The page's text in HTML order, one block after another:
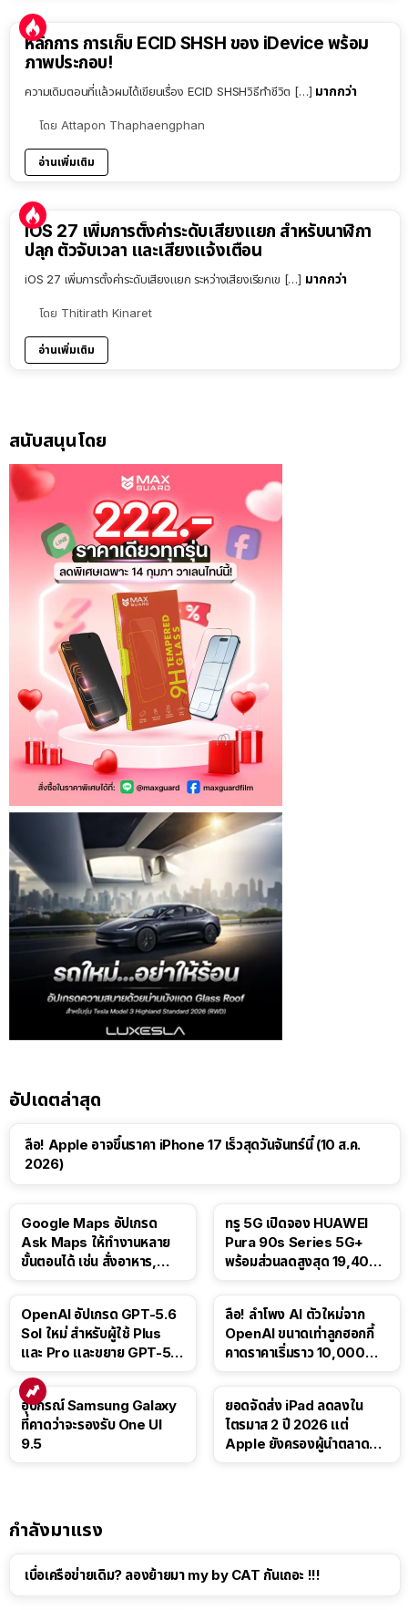
หลักการ การเก็บ ECID SHSH ของ iDevice พร้อม
ภาพประกอบ!
ความเดิมตอนที่แล้วผมได้เขียนเรื่อง ECID SHSHวิธีทำชีวิต […] มากกว่า
โดย Attapon Thaphaengphan
อ่านเพิ่มเติม
iOS 27 เพิ่มการตั้งค่าระดับเสียงแยก สำหรับนาฬิกา
ปลุก ตัวจับเวลา และเสียงแจ้งเตือน
iOS 27 เพิ่มการตั้งค่าระดับเสียงแยก ระหว่างเสียงเรียกเข […] มากกว่า
โดย Thitirath Kinaret
อ่านเพิ่มเติม
สนับสนุนโดย
อัปเดตล่าสุด
ลือ! Apple อาจขึ้นราคา iPhone 17 เร็วสุดวันจันทร์นี้ (10 ส.ค.
2026)
Google Maps อัปเกรด
Ask Maps ให้ทำงานหลาย
ขั้นตอนได้ เช่น สั่งอาหาร,
ทรู 5G เปิดจอง HUAWEI
Pura 90s Series 5G+
พร้อมส่วนลดสูงสุด 19,400
OpenAI อัปเกรด GPT-5.6
Sol ใหม่ สำหรับผู้ใช้ Plus
และ Pro และขยาย GPT-5.6
ลือ! ลำโพง AI ตัวใหม่จาก
OpenAI ขนาดเท่าลูกฮอกกี้
คาดราคาเริ่มราว 10,000
อุปกรณ์ Samsung Galaxy
ที่คาดว่าจะรองรับ One UI
9.5
ยอดจัดส่ง iPad ลดลงใน
ไตรมาส 2 ปี 2026 แต่
Apple ยังครองผู้นำตลาด
กำลังมาแรง
เบื่อเครือข่ายเดิม? ลองย้ายมา my by CAT กันเถอะ !!!